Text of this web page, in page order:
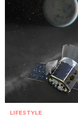
LIFESTYLE